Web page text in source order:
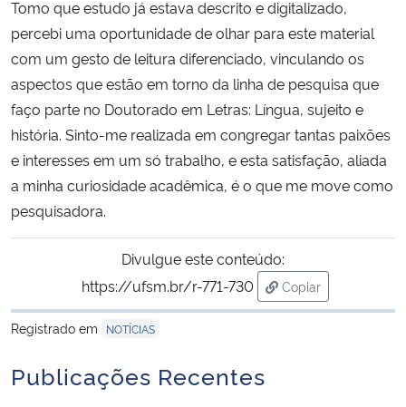
Tomo que estudo já estava descrito e digitalizado,
percebi uma oportunidade de olhar para este material
com um gesto de leitura diferenciado, vinculando os
aspectos que estão em torno da linha de pesquisa que
faço parte no Doutorado em Letras: Língua, sujeito e
história. Sinto-me realizada em congregar tantas paixões
e interesses em um só trabalho, e esta satisfação, aliada
a minha curiosidade acadêmica, é o que me move como
pesquisadora.
Divulgue este conteúdo:
https://ufsm.br/r-771-730
Copiar
para área de
Registrado em
NOTÍCIAS
Publicações Recentes